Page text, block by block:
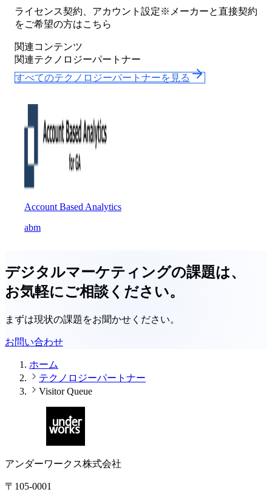
ライセンス契約、アカウント設定※メーカーと直接契約
をご希望の方はこちら
関連コンテンツ
関連テクノロジーパートナー
すべてのテクノロジーパートナーを見る
Account Based Analytics
abm
デジタルマーケティングの課題は、
お気軽にご相談ください。
まずは現状の課題をお聞かせください。
お問い合わせ
ホーム
テクノロジーパートナー
Visitor Queue
アンダーワークス株式会社
〒105-0001